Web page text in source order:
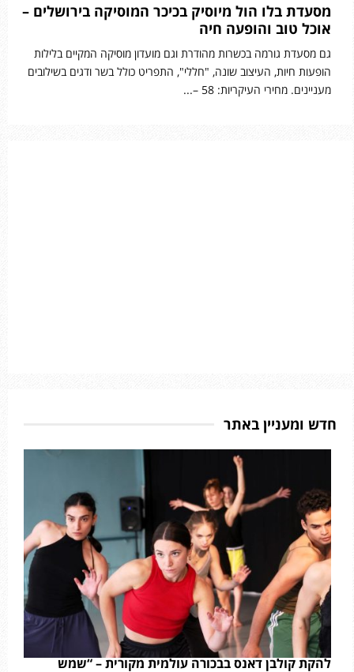
מסעדת בלו הול מיוסיק בכיכר המוסיקה בירושלים –
אוכל טוב והופעה חיה
גם מסעדת גורמה בכשרות מהודרת וגם מועדון מוסיקה המקיים בלילות
הופעות חיות, העיצוב שונה, "חללי", התפריט כולל בשר ודגים בשילובים
מעניינים. מחירי העיקריות: 58 –...
חדש ומעניין באתר
להקת קולבן דאנס בבכורה עולמית מקורית – “שמש